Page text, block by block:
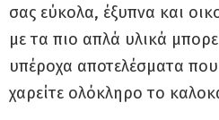
σας εύκολα, έξυπνα και
με τα πιο απλά υλικά
υπέροχα αποτελέσματα
χαρείτε ολόκληρο το